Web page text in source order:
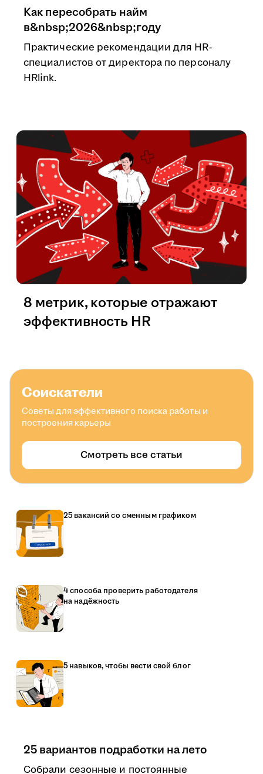
Как пересобрать найм
в&nbsp;2026&nbsp;году
Практические рекомендации для HR-
специалистов от директора по персоналу
HRlink.
8 метрик, которые отражают
эффективность HR
Соискатели
Советы для эффективного поиска работы и
построения карьеры
Смотреть все статьи
25 вакансий со сменным графиком
4 способа проверить работодателя
на надёжность
5 навыков, чтобы вести свой блог
25 вариантов подработки на лето
Собрали сезонные и постоянные